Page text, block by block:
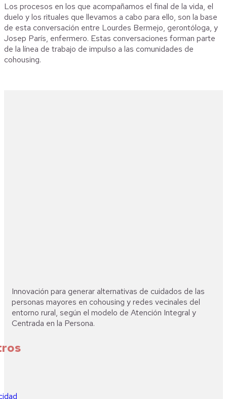
Los procesos en los que acompañamos el final de la vida, el
duelo y los rituales que llevamos a cabo para ello, son la base
de esta conversación entre Lourdes Bermejo, gerontóloga, y
Josep París, enfermero. Estas conversaciones forman parte
de la línea de trabajo de impulso a las comunidades de
cohousing.
Innovación para generar alternativas de cuidados de las
personas mayores en cohousing y redes vecinales del
entorno rural, según el modelo de Atención Integral y
Centrada en la Persona.